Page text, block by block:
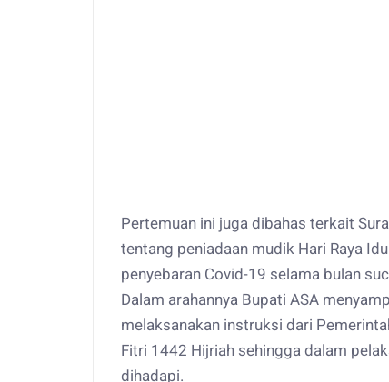
Pertemuan ini juga dibahas terkait
tentang peniadaan mudik Hari Raya
penyebaran Covid-19 selama bulan
Dalam arahannya Bupati ASA
melaksanakan instruksi dari
Fitri 1442 Hijriah sehingga dalam
dihadapi.